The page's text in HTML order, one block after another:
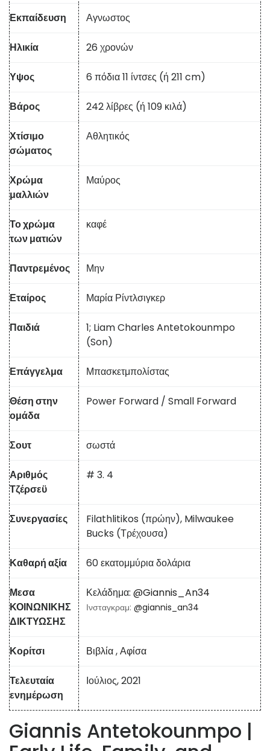
Εκπαίδευση Αγνωστος
Ηλικία 26 χρονών
Υψος 6 πόδια 11 ίντσες (ή 211 cm)
Βάρος 242 λίβρες (ή 109 κιλά)
Χτίσιμο
σώματος
Αθλητικός
Χρώμα
μαλλιών
Μαύρος
Το χρώμα
των ματιών
καφέ
Παντρεμένος Μην
Εταίρος Μαρία Ρίντλσιγκερ
Παιδιά
1; Liam Charles Antetokounmpo
(Son)
Επάγγελμα Μπασκετμπολίστας
Θέση στην
ομάδα
Power Forward / Small Forward
Σουτ σωστά
Αριθμός
Τζέρσεϋ
# 3. 4
Συνεργασίες
Filathlitikos (πρώην), Milwaukee
Bucks (Τρέχουσα)
Καθαρή αξία 60 εκατομμύρια δολάρια
Μεσα
ΚΟΙΝΩΝΙΚΗΣ
ΔΙΚΤΥΩΣΗΣ
Κελάδημα: @Giannis_An34
Ινσταγκραμ: @giannis_an34
Κορίτσι Βιβλία,Αφίσα
Τελευταία
ενημέρωση
Ιούλιος, 2021
Giannis Antetokounmpo |